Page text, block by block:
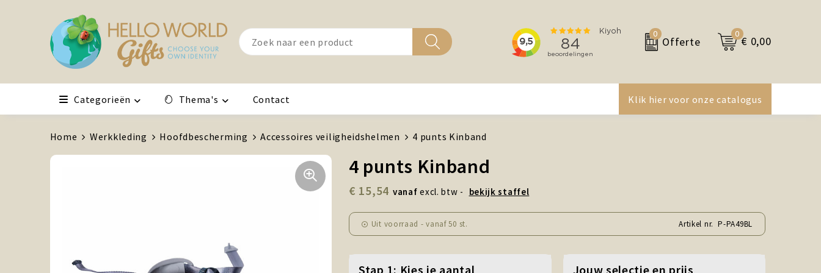
0
Offerte
0
€ 0,00
Categorieën Thema's Contact Klik hier voor onze catalogus
Home Werkkleding Hoofdbescherming Accessoires veiligheidshelmen 4 punts Kinband
4 punts Kinband
€ 15,54 vanaf excl. btw - bekijk staffel
Uit voorraad -vanaf50 st. Artikel nr.P-PA49BL
Stap 1: Kies je aantal Jouw selectie en prijs